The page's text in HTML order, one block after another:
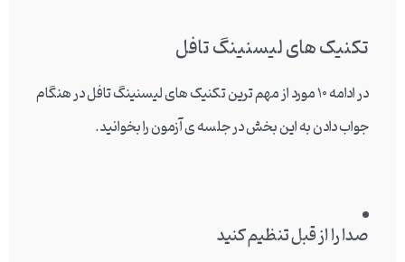
تکنیک های لیسنینگ تافل
در ادامه 10 مورد از مهم ترین تکنیک های لیسنینگ تافل در هنگام
جواب دادن به این بخش در جلسه ی آزمون را بخوانید.
صدا را از قبل تنظیم کنید